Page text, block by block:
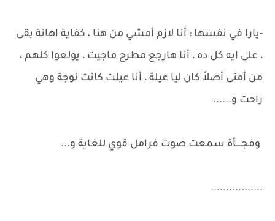
-يارا في نفسها : أنا لازم أمشي من هنا ، كفاية اهانة بقى
، على ايه كل ده ، أنا هارجع مطرح ماجيت ، يولعوا كلهم ،
من أمتى أصلاً كان ليا عيلة ، أنا عيلت كانت نوجة وهي
راحت و......
وفجــــأة سمعت صوت فرامل قوي للغاية و...
.................